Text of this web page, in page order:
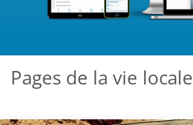
Pages de la vie locale